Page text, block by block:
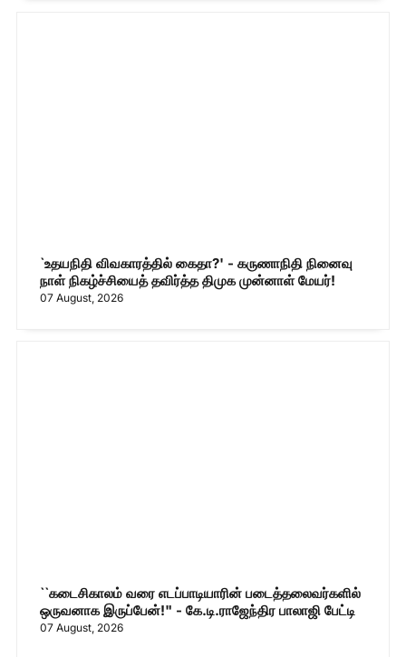
`உதயநிதி விவகாரத்தில் கைதா?' - கருணாநிதி நினைவு
நாள் நிகழ்ச்சியைத் தவிர்த்த திமுக முன்னாள் மேயர்!
07 August, 2026
``கடைசிகாலம் வரை எடப்பாடியாரின் படைத்தலைவர்களில்
ஒருவனாக இருப்பேன்!" - கே.டி.ராஜேந்திர பாலாஜி பேட்டி
07 August, 2026